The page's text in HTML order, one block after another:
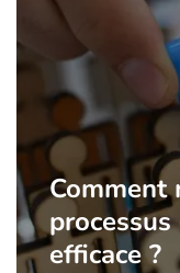
Comment
efficace ?